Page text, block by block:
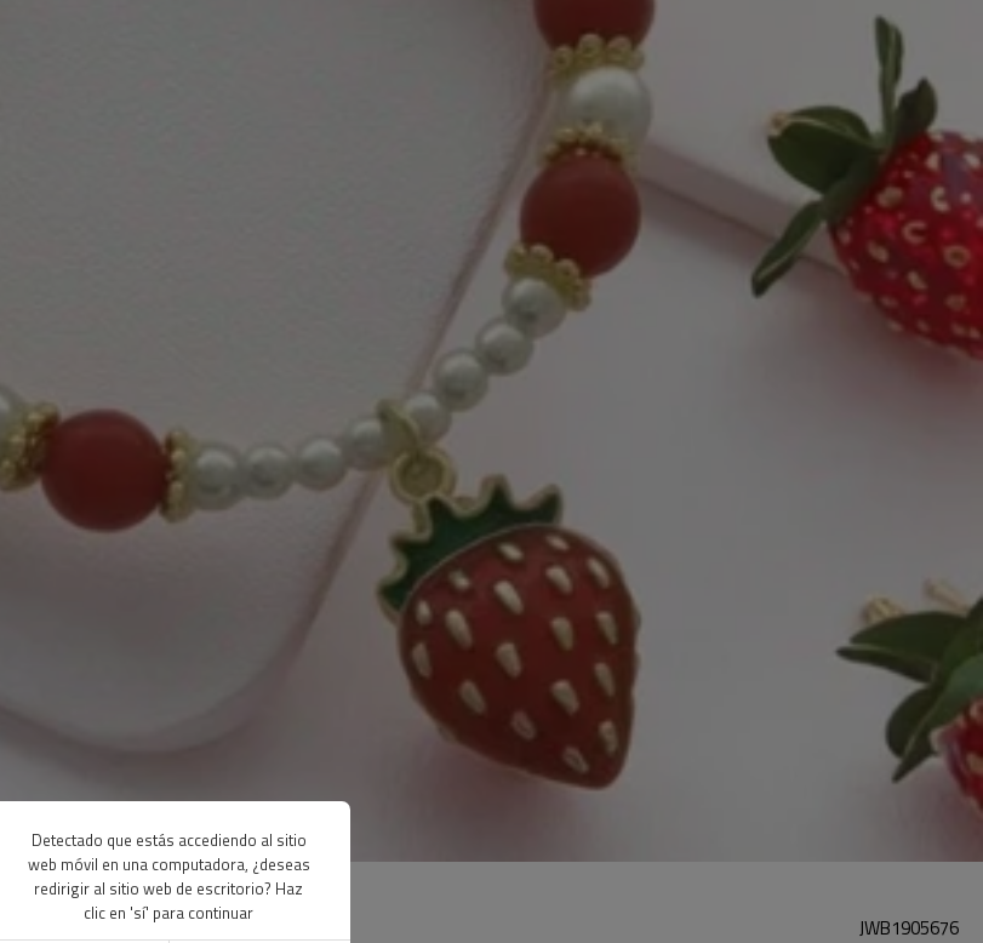
de frutas | Fresa | Perla
JWB1905676
Detectado que estás accediendo al sitio
web móvil en una computadora, ¿deseas
redirigir al sitio web de escritorio? Haz
clic en 'sí' para continuar